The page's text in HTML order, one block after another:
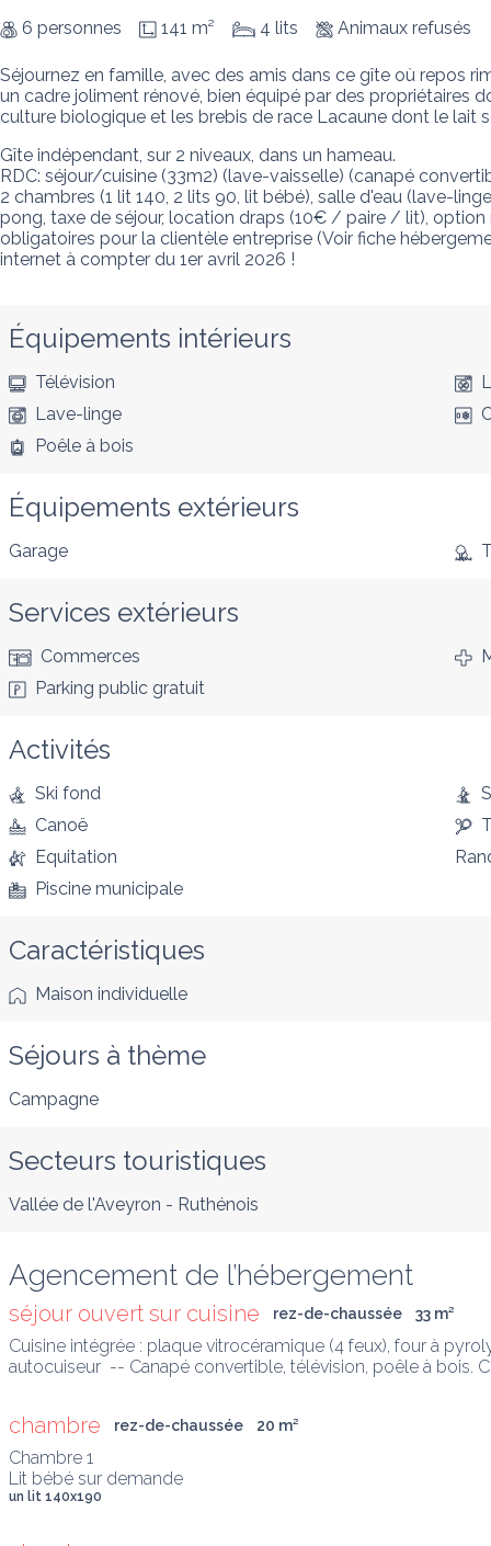
6 personnes 141 m² 4 lits Animaux refusés
Séjournez en famille, avec des amis dans ce gîte où repos
un cadre joliment rénové, bien équipé par des propriétaires
culture biologique et les brebis de race Lacaune dont le lait
Gîte indépendant, sur 2 niveaux, dans un hameau.
RDC: séjour/cuisine (33m2) (lave-vaisselle) (canapé
2 chambres (1 lit 140, 2 lits 90, lit bébé), salle d'eau (lave-
pong, taxe de séjour, location draps (10€ / paire / lit),
obligatoires pour la clientèle entreprise (Voir fiche
internet à compter du 1er avril 2026 !
Équipements intérieurs
Télévision
Lave-linge
Poêle à bois
Équipements extérieurs
Garage
Services extérieurs
Commerces
Parking public gratuit
Activités
Ski fond
Canoë
Equitation
Piscine municipale
Caractéristiques
Maison individuelle
Séjours à thème
Campagne
Secteurs touristiques
Vallée de l'Aveyron - Ruthénois
Agencement de l’hébergement
séjour ouvert sur cuisine rez-de-chaussée 33 m²
Cuisine intégrée : plaque vitrocéramique (4 feux), four à
autocuiseur  -- Canapé convertible, télévision, poêle à bois.
chambre rez-de-chaussée 20 m²
Chambre 1
Lit bébé sur demande
un lit 140x190